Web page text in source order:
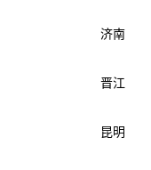
济南
晋江
昆明